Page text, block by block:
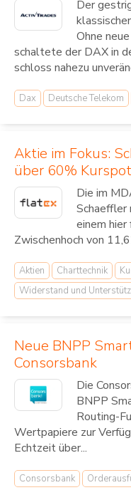
Der
Ohne
schaltete der DAX in
schloss nahezu
Dax Deutsche Telekom
Aktie im Fokus:
über 60%
Die im
einem
Zwischenhoch von
Aktien Charttechnik
Widerstand und
Neue BNPP
Consorsbank
Die
BNPP
Routing-
Wertpapiere zur
Echtzeit über...
Consorsbank